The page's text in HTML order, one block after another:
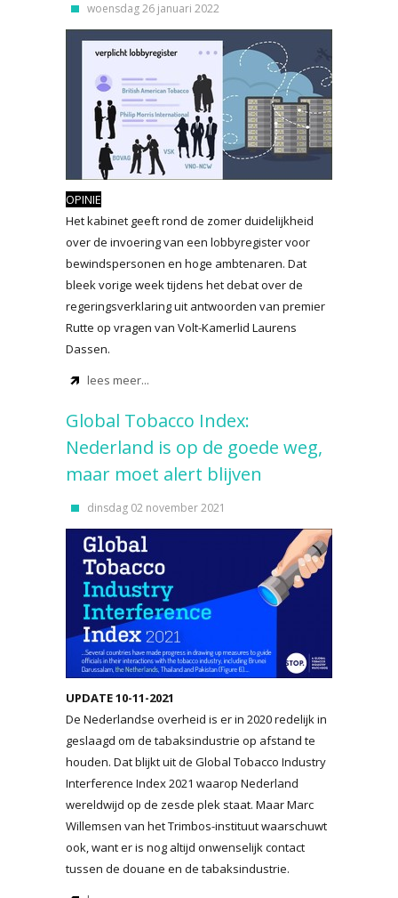
woensdag 26 januari 2022
OPINIE
Het kabinet geeft rond de zomer duidelijkheid
over de invoering van een lobbyregister voor
bewindspersonen en hoge ambtenaren. Dat
bleek vorige week tijdens het debat over de
regeringsverklaring uit antwoorden van premier
Rutte op vragen van Volt-Kamerlid Laurens
Dassen.
lees meer...
Global Tobacco Index:
Nederland is op de goede weg,
maar moet alert blijven
dinsdag 02 november 2021
UPDATE 10-11-2021
De Nederlandse overheid is er in 2020 redelijk in
geslaagd om de tabaksindustrie op afstand te
houden. Dat blijkt uit de Global Tobacco Industry
Interference Index 2021 waarop Nederland
wereldwijd op de zesde plek staat. Maar Marc
Willemsen van het Trimbos-instituut waarschuwt
ook, want er is nog altijd onwenselijk contact
tussen de douane en de tabaksindustrie.